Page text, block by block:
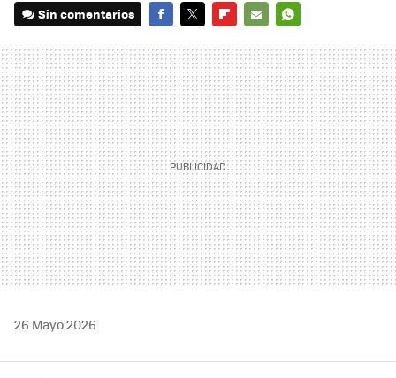
Sin comentarios
MAIL
26 Mayo 2026